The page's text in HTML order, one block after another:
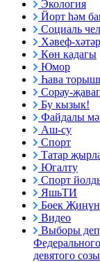
Экология
Йорт һәм
Социаль
Хәвеф-хәтәр
Көн кадагы
Юмор
Һава
Сорау-
Бу кызык!
Файдалы
Аш-су
Спорт
Татар
Югалту
Спорт
ЯшьТИ
Бөек
Видео
Выборы
девятого